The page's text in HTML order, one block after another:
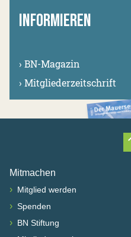
INFORMIEREN
› BN-Magazin
› Mitgliederzeitschrift
Mitmachen
› Mitglied werden
› Spenden
› BN Stiftung